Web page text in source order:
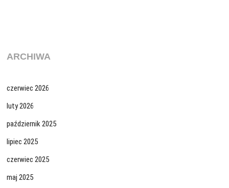
ARCHIWA
czerwiec 2026
luty 2026
październik 2025
lipiec 2025
czerwiec 2025
maj 2025